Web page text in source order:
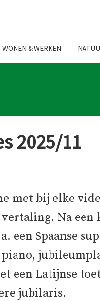
WONEN & WERKEN
2025/11
met bij elke
Na een
een Spaanse
een Latijnse
jubilaris.